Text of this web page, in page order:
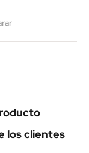
los clientes